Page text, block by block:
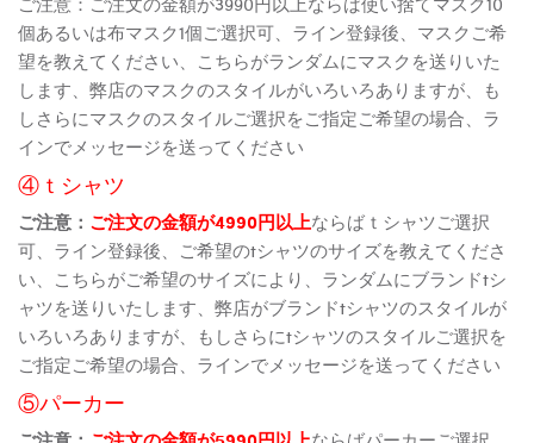
個あるいは布マスク1個ご選択可、ライン登録後、マスクご希
望を教えてください、こちらがランダムにマスクを送りいた
します、弊店のマスクのスタイルがいろいろありますが、も
しさらにマスクのスタイルご選択をご指定ご希望の場合、ラ
インでメッセージを送ってください
④ｔシャツ
ご注意： ご注文の金額が4990円以上ならばｔシャツご選択
可、ライン登録後、ご希望のtシャツのサイズを教えてくださ
い、こちらがご希望のサイズにより、ランダムにブランドtシ
ャツを送りいたします、弊店がブランドtシャツのスタイルが
いろいろありますが、もしさらにtシャツのスタイルご選択を
ご指定ご希望の場合、ラインでメッセージを送ってください
⑤パーカー